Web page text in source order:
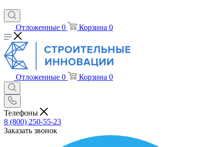
Отложенные 0 Корзина 0
Отложенные 0 Корзина 0
Телефоны
8 (800) 250-55-23
Заказать звонок